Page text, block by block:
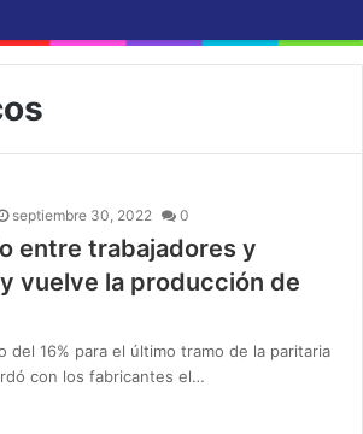
septiembre 30, 2022 0
entre trabajadores y
vuelve la producción de
del 16% para el último tramo de la paritaria
con los fabricantes el…